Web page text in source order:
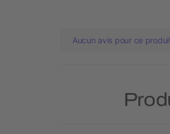
Aucun avis pour ce